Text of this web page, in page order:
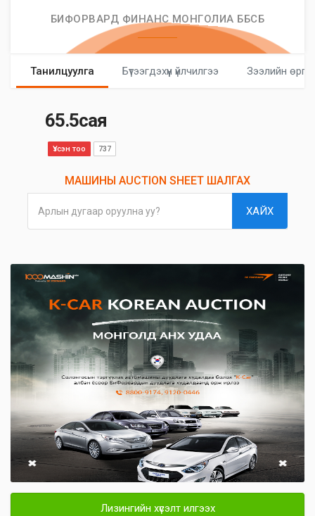
БИФОРВАРД ФИНАНС МОНГОЛИА ББСБ
Танилцуулга Бүтээгдэхүүн үйлчилгээ Зээлийн
65.5сая
Үзсэн тоо 737
МАШИНЫ AUCTION SHEET ШАЛГАХ
Арлын дугаар оруулна уу? ХАЙХ
Лизингийн хүсэлт илгээх